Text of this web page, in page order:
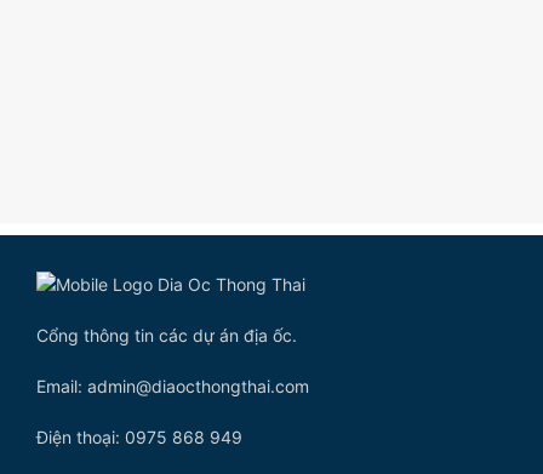
Cổng thông tin các dự án địa ốc.
Email: admin@diaocthongthai.com
Điện thoại: 0975 868 949